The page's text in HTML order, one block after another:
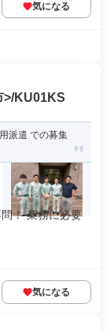
気になる
>/KU01KS
派遣 での募集
！ 業務に必要
気になる